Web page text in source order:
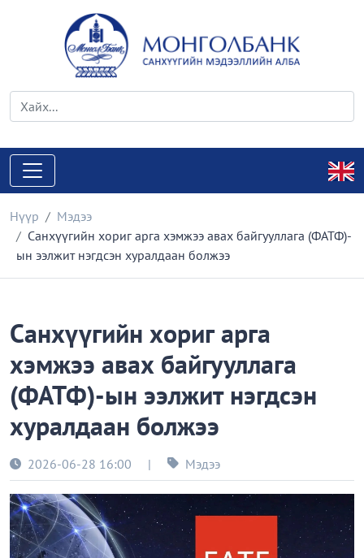
Нүүр
Мэдээ
Санхүүгийн хориг арга хэмжээ авах байгууллага (ФАТФ)-
ын ээлжит нэгдсэн хуралдаан болжээ
Санхүүгийн хориг арга
хэмжээ авах байгууллага
(ФАТФ)-ын ээлжит нэгдсэн
хуралдаан болжээ
2026-06-28 16:00 | Мэдээ